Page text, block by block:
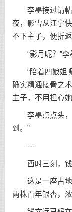
李墨接过请帖
夜，影雪从江宁
不下主子，便折返
“影月呢？”李
“陪着四娘姐呢
确实精通接骨之
主子，不用担心
李墨点点头，
到。”
---
酉时三刻，钱
这是一座占地
两株百年银杏，